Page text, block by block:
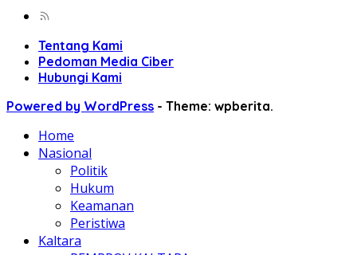
Tentang Kami
Pedoman Media Ciber
Hubungi Kami
Powered by WordPress - Theme: wpberita.
Home
Nasional
Politik
Hukum
Keamanan
Peristiwa
Kaltara